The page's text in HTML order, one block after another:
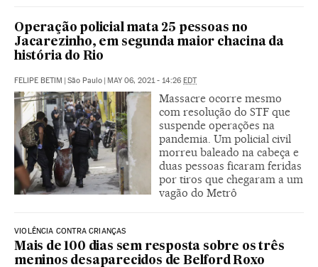
Operação policial mata 25 pessoas no
Jacarezinho, em segunda maior chacina da
história do Rio
FELIPE BETIM São Paulo MAY 06, 2021 - 14:26 EDT
Massacre ocorre mesmo
com resolução do STF que
suspende operações na
pandemia. Um policial civil
morreu baleado na cabeça e
duas pessoas ficaram feridas
por tiros que chegaram a um
vagão do Metrô
VIOLÊNCIA CONTRA CRIANÇAS
Mais de 100 dias sem resposta sobre os três
meninos desaparecidos de Belford Roxo